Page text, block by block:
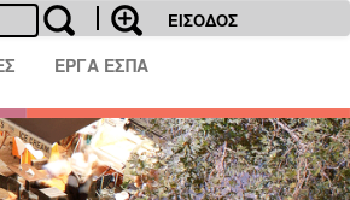
ΕΙΣΟΔΟΣ
ΕΡΓΑ ΕΣΠΑ